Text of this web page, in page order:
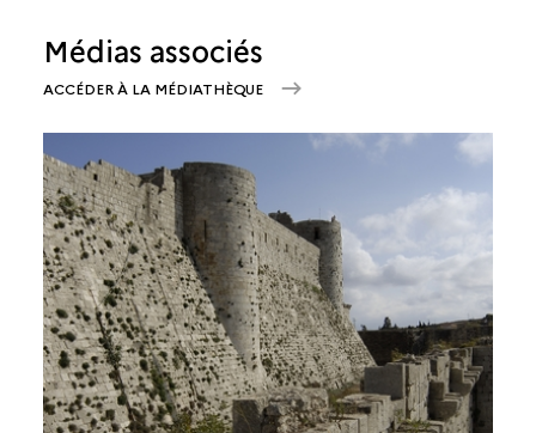
Médias associés
ACCÉDER À LA MÉDIATHÈQUE